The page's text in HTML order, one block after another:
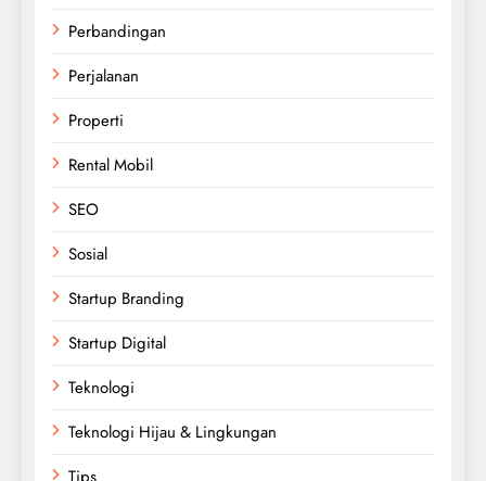
Perbandingan
Perjalanan
Properti
Rental Mobil
SEO
Sosial
Startup Branding
Startup Digital
Teknologi
Teknologi Hijau & Lingkungan